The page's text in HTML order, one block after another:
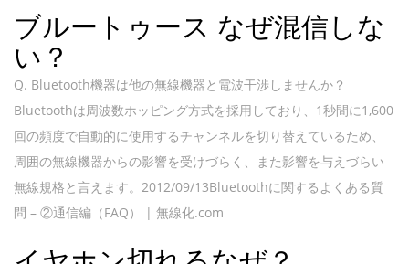
ブルートゥース なぜ混信しな
い？
Q. Bluetooth機器は他の無線機器と電波干渉しませんか？
Bluetoothは周波数ホッピング方式を採用しており、1秒間に1,600
回の頻度で自動的に使用するチャンネルを切り替えているため、
周囲の無線機器からの影響を受けづらく、また影響を与えづらい
無線規格と言えます。2012/09/13Bluetoothに関するよくある質
問 – ②通信編（FAQ） | 無線化.com